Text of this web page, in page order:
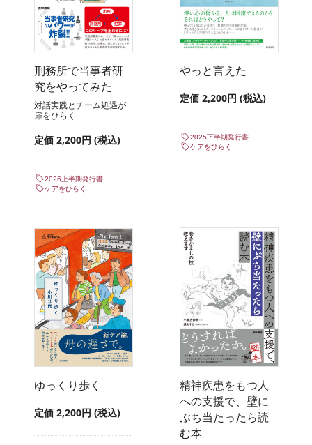
刑務所で当事者研
究をやってみた
対話実践とチーム処遇が
扉をひらく
定価 2,200円 (税込)
2026上半期発行書
ケアをひらく
やっと言えた
定価 2,200円 (税込)
2025下半期発行書
ケアをひらく
ゆっくり歩く
定価 2,200円 (税込)
精神疾患をもつ人
への支援で、壁に
ぶち当たったら読
む本